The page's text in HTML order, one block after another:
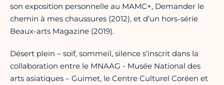
son exposition personnelle au MAMC+, Demander le
chemin à mes chaussures (2012), et d’un hors-série
Beaux-arts Magazine (2019).
Désert plein – soif, sommeil, silence s’inscrit dans la
collaboration entre le MNAAG - Musée National des
arts asiatiques – Guimet, le Centre Culturel Coréen et